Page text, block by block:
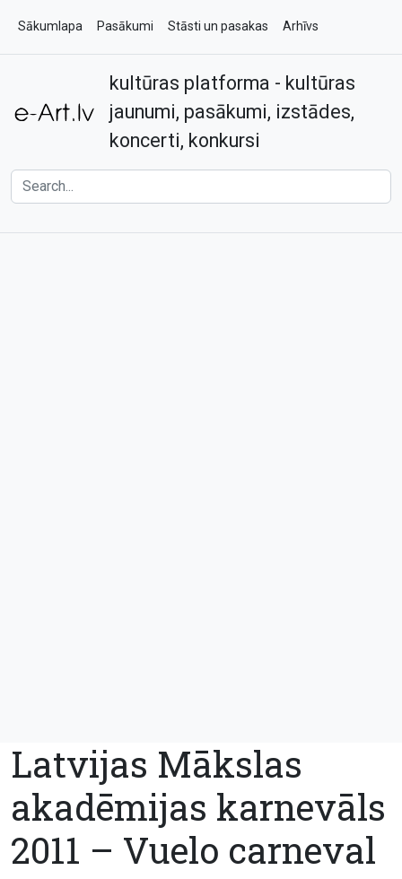
Sākumlapa Pasākumi Stāsti un pasakas Arhīvs
Kontakti
kultūras platforma - kultūras
jaunumi, pasākumi, izstādes,
koncerti, konkursi
Latvijas Mākslas
akadēmijas karnevāls
2011 – Vuelo carneval